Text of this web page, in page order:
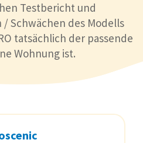
Testbericht und
Schwächen des Modells
tatsächlich der passende
Wohnung ist.